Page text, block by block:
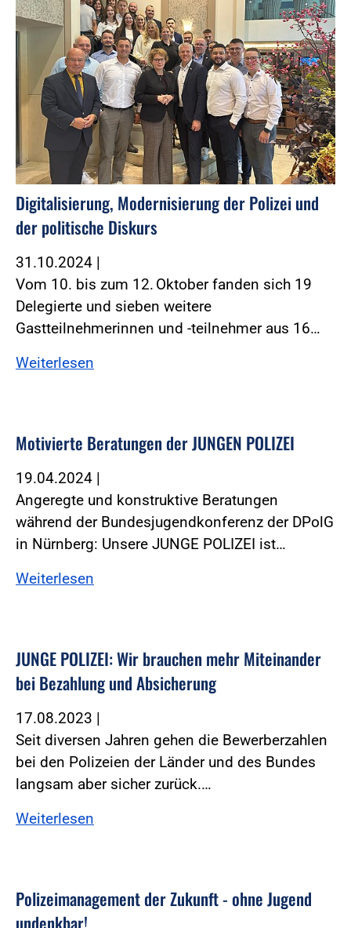
Digitalisierung, Modernisierung der Polizei und
der politische Diskurs
31.10.2024 |
Vom 10. bis zum 12. Oktober fanden sich 19
Delegierte und sieben weitere
Gastteilnehmerinnen und -teilnehmer aus 16…
Weiterlesen
Motivierte Beratungen der JUNGEN POLIZEI
19.04.2024 |
Angeregte und konstruktive Beratungen
während der Bundesjugendkonferenz der DPolG
in Nürnberg: Unsere JUNGE POLIZEI ist…
Weiterlesen
JUNGE POLIZEI: Wir brauchen mehr Miteinander
bei Bezahlung und Absicherung
17.08.2023 |
Seit diversen Jahren gehen die Bewerberzahlen
bei den Polizeien der Länder und des Bundes
langsam aber sicher zurück.…
Weiterlesen
Polizeimanagement der Zukunft - ohne Jugend
undenkbar!